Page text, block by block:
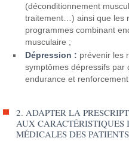
(déconditionnement
traitement…) ainsi que les
programmes combinant
musculaire ;
Dépression : prévenir les
symptômes dépressifs par
endurance et
2. ADAPTER LA
AUX
MÉDICALES DES PATIENTS